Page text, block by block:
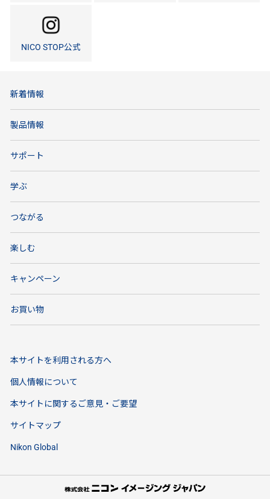
NICO STOP公式
新着情報
製品情報
サポート
学ぶ
つながる
楽しむ
キャンペーン
お買い物
本サイトを利用される方へ
個人情報について
本サイトに関するご意見・ご要望
サイトマップ
Nikon Global